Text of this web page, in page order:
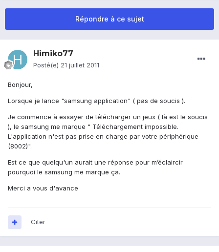
Répondre à ce sujet
Himiko77
Posté(e) 21 juillet 2011
Bonjour,
Lorsque je lance "samsung application" ( pas de soucis ).
Je commence à essayer de télécharger un jeux ( là est le soucis
), le samsung me marque " Téléchargement impossible.
L'application n'est pas prise en charge par votre périphérique
(8002)".
Est ce que quelqu'un aurait une réponse pour m’éclaircir
pourquoi le samsung me marque ça.
Merci a vous d'avance
Citer